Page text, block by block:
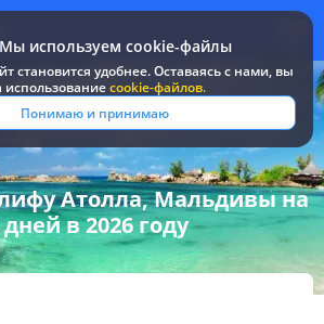
Мы используем cookie-файлы
становится удобнее. Оставаясь c нами, вы
использованиеcookie-файлов.
Понимаю и принимаю
Мальдивы /
в Хаа Алифу Атолле на 14
Атолла, Мальдивы на
дней в 2026 году